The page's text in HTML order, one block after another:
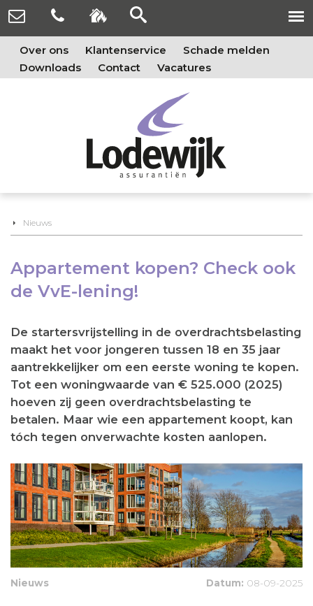
Over ons Klantenservice
Schade melden
Downloads
Contact Vacatures
Nieuws
Appartement kopen? Check ook
de VvE-lening!
De startersvrijstelling in de overdrachtsbelasting
maakt het voor jongeren tussen 18 en 35 jaar
aantrekkelijker om een eerste woning te kopen.
Tot een woningwaarde van € 525.000 (2025)
hoeven zij geen overdrachtsbelasting te
betalen. Maar wie een appartement koopt, kan
tóch tegen onverwachte kosten aanlopen.
Nieuws Datum: 08-09-2025